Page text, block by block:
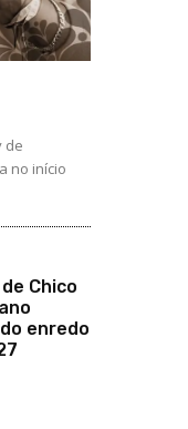
de
no início
Chico
enredo